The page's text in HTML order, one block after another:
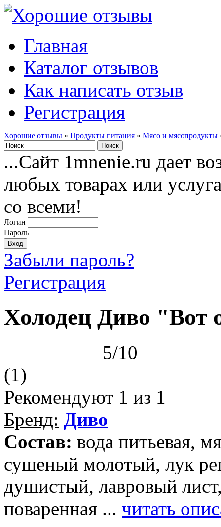
Главная
Каталог отзывов
Как написать отзыв
Регистрация
Хорошие отзывы » Продукты питания » Мясо и мясопродукты
...Сайт 1mnenie.ru дает
любых товарах или
со всеми!
Логин
Пароль
Забыли пароль?
Регистрация
Холодец Диво
5/10
(1)
Рекомендуют 1 из 1
Бренд: Диво
Состав: вода питьевая,
сушеный молотый, лук
душистый, лавровый
поваренная ... читать